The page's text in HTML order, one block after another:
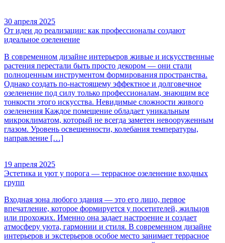
30 апреля 2025
От идеи до реализации: как профессионалы создают
идеальное озеленение
В современном дизайне интерьеров живые и искусственные
растения перестали быть просто декором — они стали
полноценным инструментом формирования пространства.
Однако создать по-настоящему эффектное и долговечное
озеленение под силу только профессионалам, знающим все
тонкости этого искусства. Невидимые сложности живого
озеленения Каждое помещение обладает уникальным
микроклиматом, который не всегда заметен невооруженным
глазом. Уровень освещенности, колебания температуры,
направление […]
19 апреля 2025
Эстетика и уют у порога — террасное озеленение входных
групп
Входная зона любого здания — это его лицо, первое
впечатление, которое формируется у посетителей, жильцов
или прохожих. Именно она задает настроение и создает
атмосферу уюта, гармонии и стиля. В современном дизайне
интерьеров и экстерьеров особое место занимает террасное